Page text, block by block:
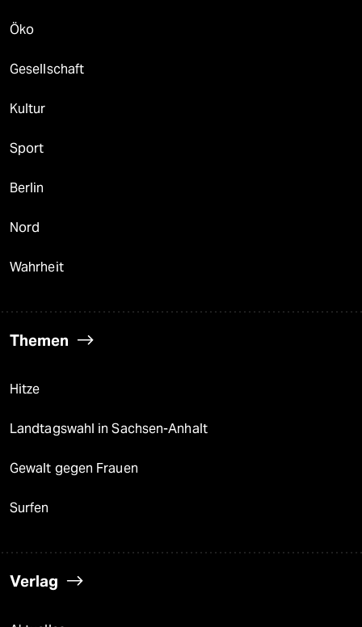
Öko
Gesellschaft
Kultur
Sport
Berlin
Nord
Wahrheit
Themen
Hitze
Landtagswahl in Sachsen-Anhalt
Gewalt gegen Frauen
Surfen
Verlag